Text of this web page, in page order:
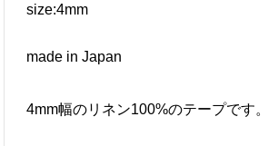
size:4mm
made in Japan
4mm幅のリネン100%のテープです。